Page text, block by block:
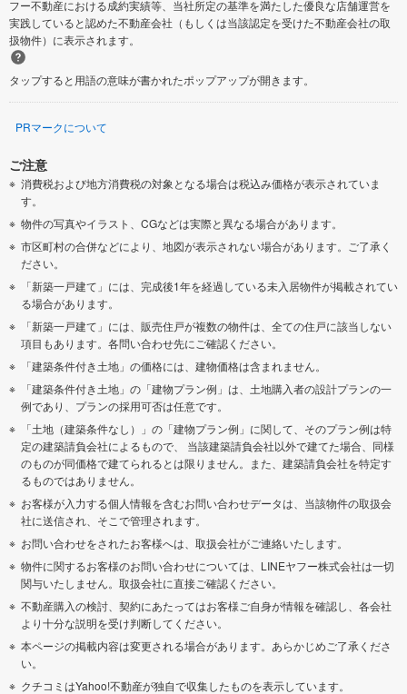
フー不動産における成約実績等、当社所定の基準を満たした優良な店舗運営を
実践していると認めた不動産会社（もしくは当該認定を受けた不動産会社の取
扱物件）に表示されます。
タップすると用語の意味が書かれたポップアップが開きます。
PRマークについて
ご注意
消費税および地方消費税の対象となる場合は税込み価格が表示されていま
す。
物件の写真やイラスト、CGなどは実際と異なる場合があります。
市区町村の合併などにより、地図が表示されない場合があります。ご了承く
ださい。
「新築一戸建て」には、完成後1年を経過している未入居物件が掲載されてい
る場合があります。
「新築一戸建て」には、販売住戸が複数の物件は、全ての住戸に該当しない
項目もあります。各問い合わせ先にご確認ください。
「建築条件付き土地」の価格には、建物価格は含まれません。
「建築条件付き土地」の「建物プラン例」は、土地購入者の設計プランの一
例であり、プランの採用可否は任意です。
「土地（建築条件なし）」の「建物プラン例」に関して、そのプラン例は特
定の建築請負会社によるもので、 当該建築請負会社以外で建てた場合、同様
のものが同価格で建てられるとは限りません。また、建築請負会社を特定す
るものではありません。
お客様が入力する個人情報を含むお問い合わせデータは、当該物件の取扱会
社に送信され、そこで管理されます。
お問い合わせをされたお客様へは、取扱会社がご連絡いたします。
物件に関するお客様のお問い合わせについては、LINEヤフー株式会社は一切
関与いたしません。取扱会社に直接ご確認ください。
不動産購入の検討、契約にあたってはお客様ご自身が情報を確認し、各会社
より十分な説明を受け判断してください。
本ページの掲載内容は変更される場合があります。あらかじめご了承くださ
い。
クチコミはYahoo!不動産が独自で収集したものを表示しています。